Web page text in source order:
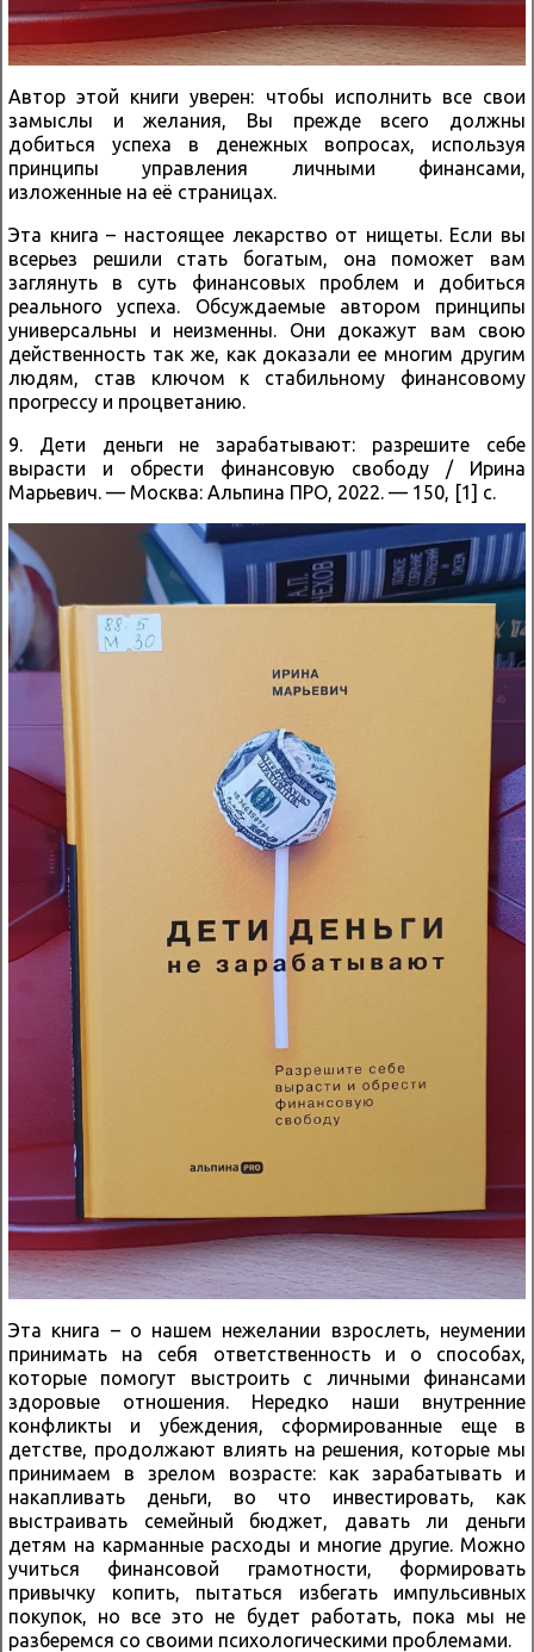
Автор этой книги уверен: чтобы исполнить все свои
замыслы и желания, Вы прежде всего должны
добиться успеха в денежных вопросах, используя
принципы управления личными финансами,
изложенные на её страницах.
Эта книга – настоящее лекарство от нищеты. Если вы
всерьез решили стать богатым, она поможет вам
заглянуть в суть финансовых проблем и добиться
реального успеха. Обсуждаемые автором принципы
универсальны и неизменны. Они докажут вам свою
действенность так же, как доказали ее многим другим
людям, став ключом к стабильному финансовому
прогрессу и процветанию.
9. Дети деньги не зарабатывают: разрешите себе
вырасти и обрести финансовую свободу / Ирина
Марьевич. — Москва: Альпина ПРО, 2022. — 150, [1] с.
Эта книга – о нашем нежелании взрослеть, неумении
принимать на себя ответственность и о способах,
которые помогут выстроить с личными финансами
здоровые отношения. Нередко наши внутренние
конфликты и убеждения, сформированные еще в
детстве, продолжают влиять на решения, которые мы
принимаем в зрелом возрасте: как зарабатывать и
накапливать деньги, во что инвестировать, как
выстраивать семейный бюджет, давать ли деньги
детям на карманные расходы и многие другие. Можно
учиться финансовой грамотности, формировать
привычку копить, пытаться избегать импульсивных
покупок, но все это не будет работать, пока мы не
разберемся со своими психологическими проблемами.